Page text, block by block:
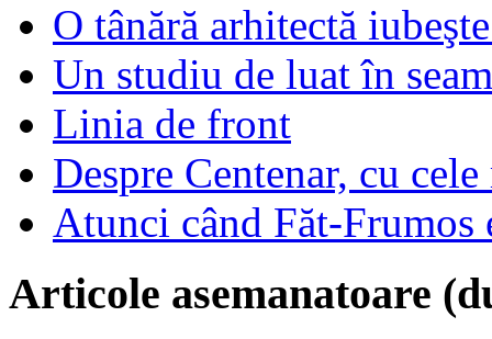
O tânără arhitectă
Un studiu de luat în
Linia de front
Despre Centenar, cu
Atunci când Făt-Frumos
Articole asemanatoare